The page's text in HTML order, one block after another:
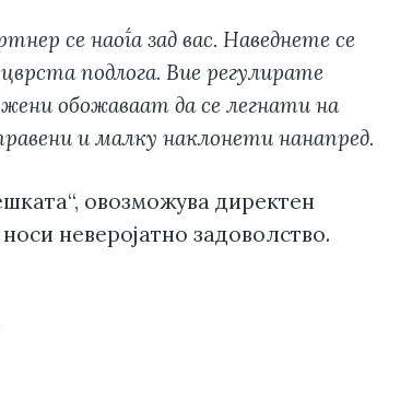
се наоѓа зад вас. Наведнете се
подлога. Вие регулирате
обожаваат да се легнати на
и малку наклонети нанапред.
овозможува директен
неверојатно задоволство.